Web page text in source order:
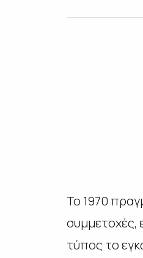
Το 1970
συμμετοχές,
τύπος το